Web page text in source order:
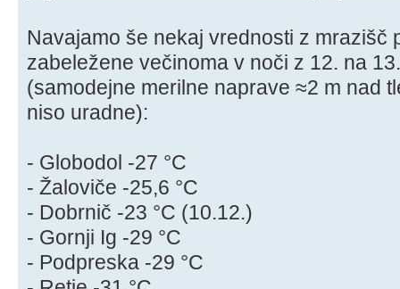
Navajamo še nekaj vrednosti z mrazišč
zabeležene večinoma v noči z 12. na
(samodejne merilne naprave ≈2 m nad
niso uradne):
- Globodol -27 °C
- Žaloviče -25,6 °C
- Dobrnič -23 °C (10.12.)
- Gornji Ig -29 °C
- Podpreska -29 °C